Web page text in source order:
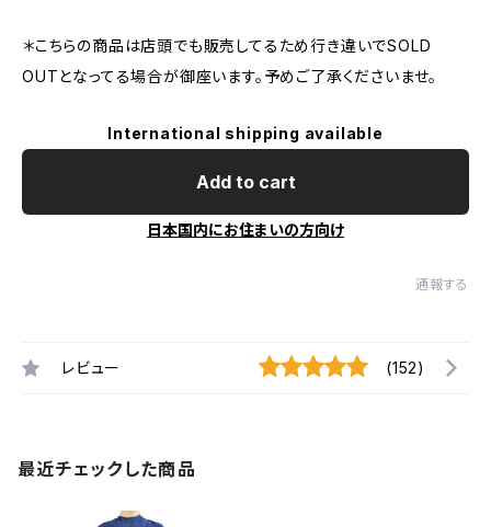
＊こちらの商品は店頭でも販売してるため行き違いでSOLD
OUTとなってる場合が御座います。予めご了承くださいませ。
International shipping available
Add to cart
日本国内にお住まいの方向け
通報する
レビュー (152)
最近チェックした商品